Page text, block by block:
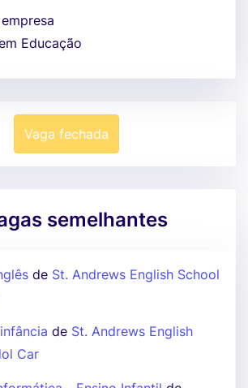
Educação
Vaga fechada
semelhantes
de St. Andrews English School
de St. Andrews English
Car